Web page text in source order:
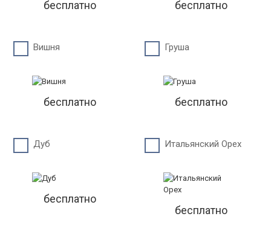
бесплатно бесплатно
Вишня
бесплатно
Груша
бесплатно
Дуб
бесплатно
Итальянский Орех
бесплатно